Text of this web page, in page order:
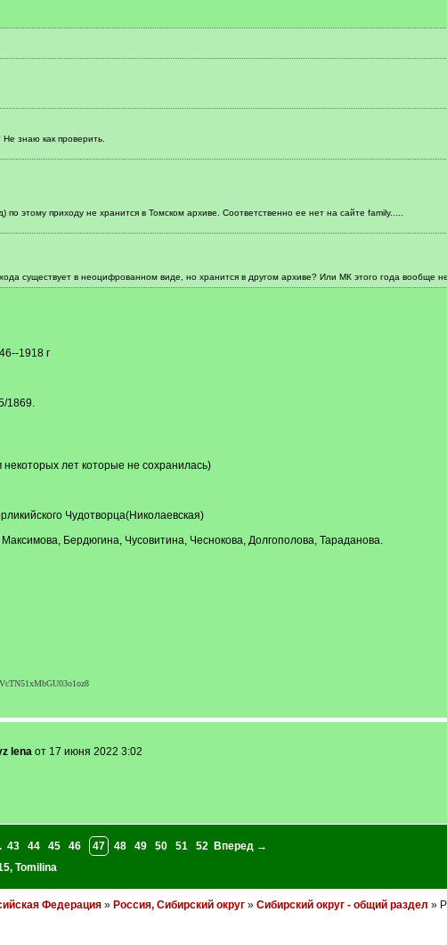
знаю как проверить.
по этому приходу не хранится в Томском архиве. Соответственно ее нет на сайте family.....
существует в неоцифрованном виде, но хранится в другом архиве? Или МК этого года вообще
1918 г
1869.
лет которые не сохранилась)
Чудотворца(Николаевская)
Бердюгина, Чусовитина, Чеснокова, Долгополова, Тараданова.
lenaот 17 июня 2022 3:02
43 44 45 46 47 48 49 50 51 52
Вперед →
, Tomilina
Федерация» Россия, Сибирский округ» Сибирский округ - общий раздел »